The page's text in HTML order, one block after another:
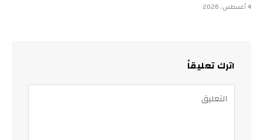
4 أغسطس، 2026
اترك تعليقاً